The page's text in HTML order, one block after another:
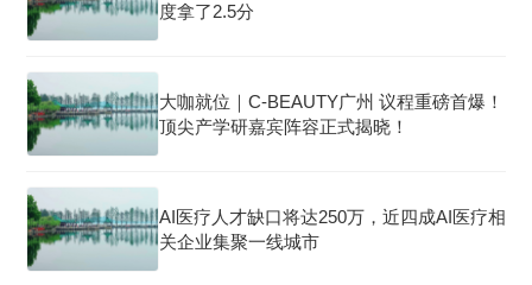
度拿了2.5分
大咖就位｜C-BEAUTY广州 议程重磅首爆！
顶尖产学研嘉宾阵容正式揭晓！
AI医疗人才缺口将达250万，近四成AI医疗相
关企业集聚一线城市